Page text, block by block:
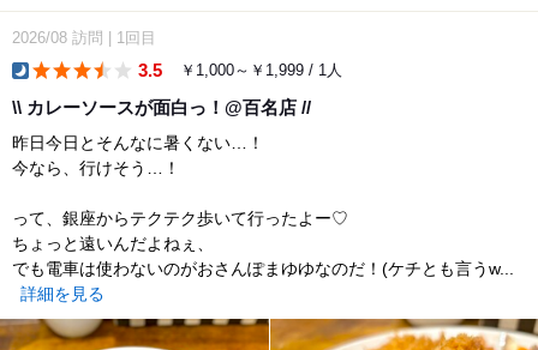
2026/08 訪問 1回目
3.5 ￥1,000～￥1,999 / 1人
\\ カレーソースが面白っ！@百名店 //
昨日今日とそんなに暑くない…！
今なら、行けそう…！
って、銀座からテクテク歩いて行ったよー♡
ちょっと遠いんだよねぇ、
でも電車は使わないのがおさんぽまゆゆなのだ！(ケチとも言うw...
詳細を見る